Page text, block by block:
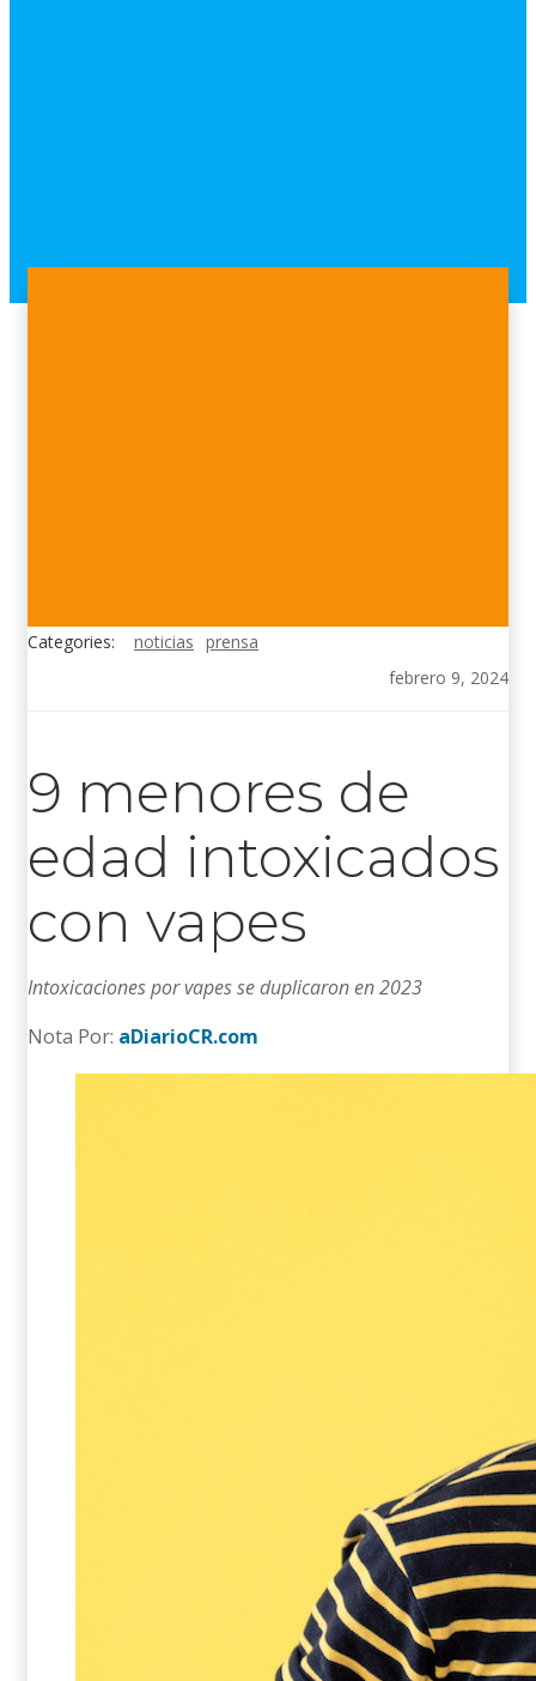
Categories: noticias prensa
febrero 9, 2024
9 menores de
edad intoxicados
con vapes
Intoxicaciones por vapes se duplicaron en 2023
Nota Por: aDiarioCR.com